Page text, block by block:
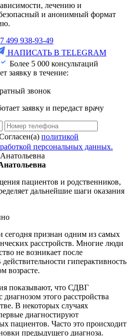
лечению и
и анонимный формат
499 938-93-49
НАПИСАТЬ В TELEGRAM
Более 5 000 консультаций
заявку в течение:
звонок
заявку и передаст врачу
политикой
персональных данных.
пациентов и родственников,
дальнейшие шаги оказания
сегодня признан одним из самых
расстройств. Многие люди
не возникает после
гиперактивность
возрасте.
показывают, что СДВГ
этого расстройства
В некоторых случаях
диагностируют
пациентов. Часто это происходит
предыдущего диагноза.